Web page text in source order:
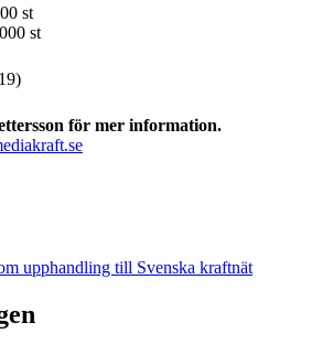
st
st
för mer information.
upphandling till Svenska kraftnät